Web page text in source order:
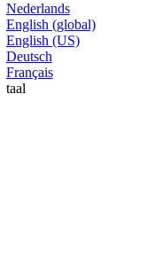
Nederlands
English (global)
English (US)
Deutsch
Français
taal